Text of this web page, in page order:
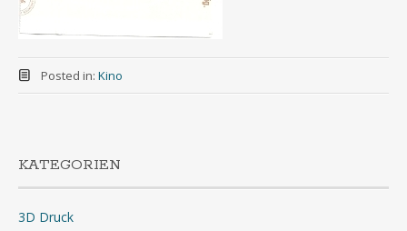
Posted in: Kino
KATEGORIEN
3D Druck